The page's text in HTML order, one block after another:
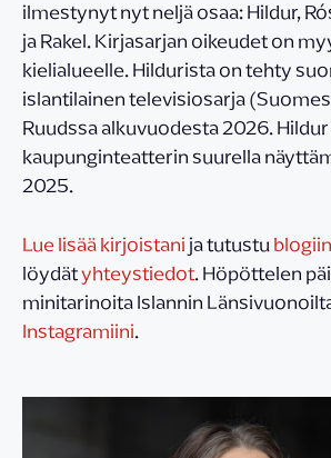
ilmestynyt nyt neljä osaa: Hildur,
ja Rakel. Kirjasarjan oikeudet on
kielialueelle. Hildurista on tehty
islantilainen televisiosarja
Ruudssa alkuvuodesta 2026.
kaupunginteatterin suurella
2025.
Lue lisää kirjoistanija tutustu
löydätyhteystiedot. Höpöttelen
minitarinoita Islannin
Instagramiini.